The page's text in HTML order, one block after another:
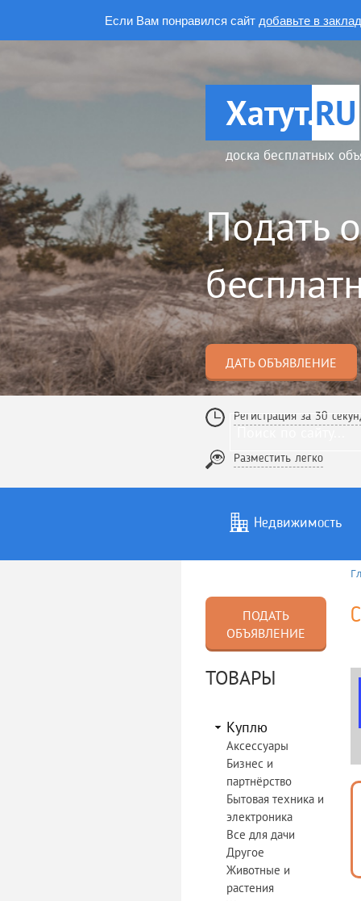
Если Вам понравился сайт добавьте в
Хатут.RU
доска бесплатных
Подать
ДАТЬ ОБЪЯВЛЕНИЕ
Регистрация за 30
Разместить легко
Недвижимость
Услуги
ПОДАТЬ
ОБЪЯВЛЕНИЕ
ТОВАРЫ
Куплю
Аксессуары
Бизнес и
партнёрство
Бытовая техника и
электроника
Все для дачи
Другое
Животные и
растения